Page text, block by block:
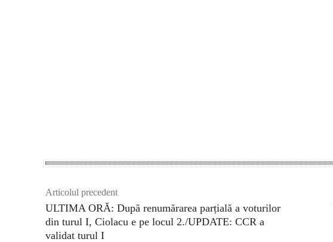
Articolul precedent
ULTIMA ORĂ: După renumărarea parțială a voturilor
din turul I, Ciolacu e pe locul 2./UPDATE: CCR a
validat turul I